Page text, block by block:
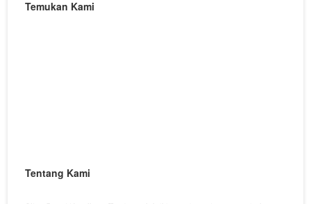
Temukan Kami
Tentang Kami